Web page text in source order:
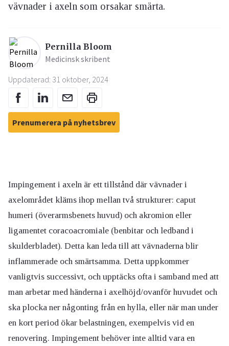
vävnader i axeln som orsakar smärta.
Pernilla Bloom
Medicinsk skribent
Uppdaterad: 31 oktober, 2024
Prenumerera på nyhetsbrev
Impingement i axeln är ett tillstånd där vävnader i
axelområdet kläms ihop mellan två strukturer: caput
humeri (överarmsbenets huvud) och akromion eller
ligamentet coracoacromiale (benbitar och ledband i
skulderbladet). Detta kan leda till att vävnaderna blir
inflammerade och smärtsamma. Detta uppkommer
vanligtvis successivt, och upptäcks ofta i samband med att
man arbetar med händerna i axelhöjd/ovanför huvudet och
ska plocka ner någonting från en hylla, eller när man under
en kort period ökar belastningen, exempelvis vid en
renovering. Impingement behöver inte alltid vara en